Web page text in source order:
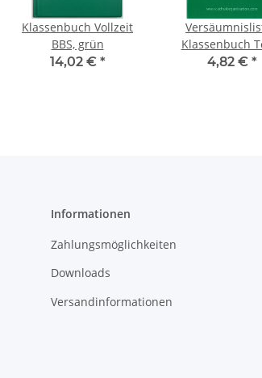
Klassenbuch Vollzeit
BBS, grün
14,02 € *
Klassenbuch
2026/2027
4,82 € *
Informationen
Zahlungsmöglichkeiten
Downloads
Versandinformationen